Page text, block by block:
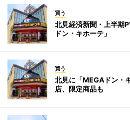
買う
北見経済新聞・上半期
ドン・キホーテ」
買う
北見に「MEGAドン・
店、限定商品も